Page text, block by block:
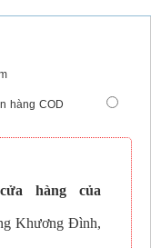
hàng COD
hàng của
Khương Đình,